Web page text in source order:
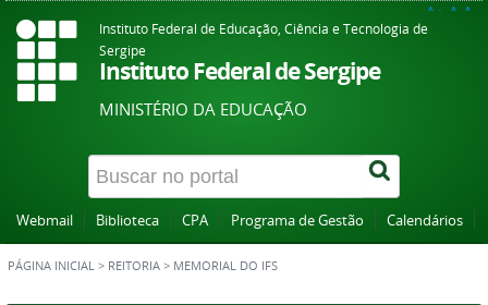
A+ A A-
Instituto Federal de Educação, Ciência e Tecnologia de
Sergipe
Instituto Federal de Sergipe
MINISTÉRIO DA EDUCAÇÃO
Webmail Biblioteca CPA Programa de Gestão Calendários
PÁGINA INICIAL > REITORIA > MEMORIAL DO IFS